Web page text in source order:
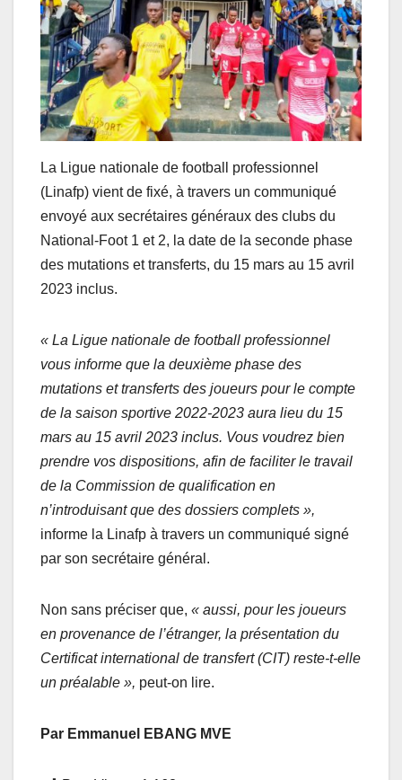
La Ligue nationale de football professionnel
(Linafp) vient de fixé, à travers un communiqué
envoyé aux secrétaires généraux des clubs du
National-Foot 1 et 2, la date de la seconde phase
des mutations et transferts, du 15 mars au 15 avril
2023 inclus.
« La Ligue nationale de football professionnel
vous informe que la deuxième phase des
mutations et transferts des joueurs pour le compte
de la saison sportive 2022-2023 aura lieu du 15
mars au 15 avril 2023 inclus. Vous voudrez bien
prendre vos dispositions, afin de faciliter le travail
de la Commission de qualification en
n’introduisant que des dossiers complets »,
informe la Linafp à travers un communiqué signé
par son secrétaire général.
Non sans préciser que, « aussi, pour les joueurs
en provenance de l’étranger, la présentation du
Certificat international de transfert (CIT) reste-t-elle
un préalable », peut-on lire.
Par Emmanuel EBANG MVE